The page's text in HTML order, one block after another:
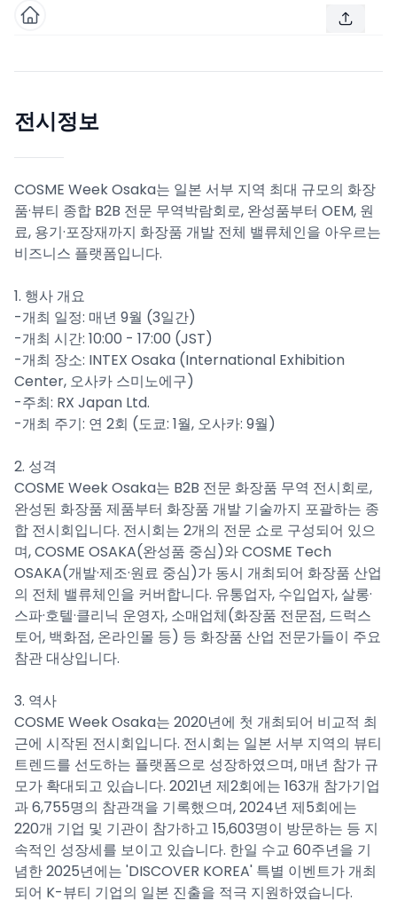
전시정보
COSME Week Osaka는 일본 서부 지역 최대 규모의 화장
품·뷰티 종합 B2B 전문 무역박람회로, 완성품부터 OEM, 원
료, 용기·포장재까지 화장품 개발 전체 밸류체인을 아우르는
비즈니스 플랫폼입니다.
1. 행사 개요
-개최 일정: 매년 9월 (3일간)
​-개최 시간: 10:00 - 17:00 (JST)
​-개최 장소: INTEX Osaka (International Exhibition
Center, 오사카 스미노에구)
​-주최: RX Japan Ltd.
​-개최 주기: 연 2회 (도쿄: 1월, 오사카: 9월)
2. 성격
COSME Week Osaka는 B2B 전문 화장품 무역 전시회로,
완성된 화장품 제품부터 화장품 개발 기술까지 포괄하는 종
합 전시회입니다. 전시회는 2개의 전문 쇼로 구성되어 있으
며, COSME OSAKA(완성품 중심)와 COSME Tech
OSAKA(개발·제조·원료 중심)가 동시 개최되어 화장품 산업
의 전체 밸류체인을 커버합니다. 유통업자, 수입업자, 살롱·
스파·호텔·클리닉 운영자, 소매업체(화장품 전문점, 드럭스
토어, 백화점, 온라인몰 등) 등 화장품 산업 전문가들이 주요
참관 대상입니다.
3. 역사
COSME Week Osaka는 2020년에 첫 개최되어 비교적 최
근에 시작된 전시회입니다. 전시회는 일본 서부 지역의 뷰티
트렌드를 선도하는 플랫폼으로 성장하였으며, 매년 참가 규
모가 확대되고 있습니다. 2021년 제2회에는 163개 참가기업
과 6,755명의 참관객을 기록했으며, 2024년 제5회에는
220개 기업 및 기관이 참가하고 15,603명이 방문하는 등 지
속적인 성장세를 보이고 있습니다. 한일 수교 60주년을 기
념한 2025년에는 'DISCOVER KOREA' 특별 이벤트가 개최
되어 K-뷰티 기업의 일본 진출을 적극 지원하였습니다.